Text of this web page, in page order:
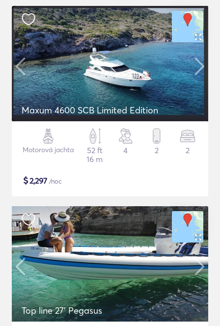
Maxum 4600 SCB Limited Edition
Motorová jachta
52 ft
16 m
4 2 2
$2,297 /noc
Top line 27’ Pegasus